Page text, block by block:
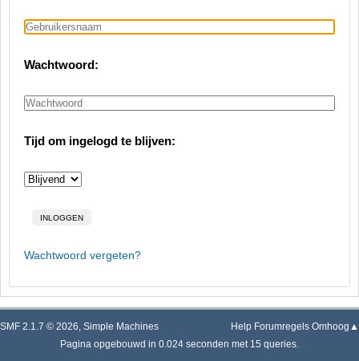
Wachtwoord:
Tijd om ingelogd te blijven:
Wachtwoord vergeten?
SMF 2.1.7 © 2026, Simple Machines Help Forumregels Omhoog▲
Pagina opgebouwd in 0.024 seconden met 15 queries.